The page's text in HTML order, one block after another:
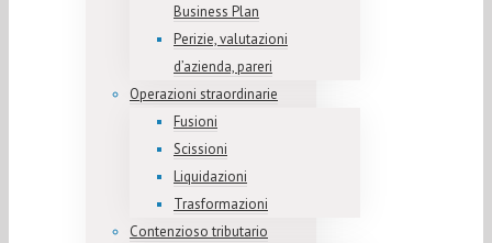
Business Plan
Perizie, valutazioni
d’azienda, pareri
Operazioni straordinarie
Fusioni
Scissioni
Liquidazioni
Trasformazioni
Contenzioso tributario